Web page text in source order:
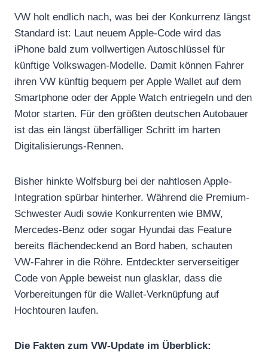
VW holt endlich nach, was bei der Konkurrenz längst
Standard ist: Laut neuem Apple-Code wird das
iPhone bald zum vollwertigen Autoschlüssel für
künftige Volkswagen-Modelle. Damit können Fahrer
ihren VW künftig bequem per Apple Wallet auf dem
Smartphone oder der Apple Watch entriegeln und den
Motor starten. Für den größten deutschen Autobauer
ist das ein längst überfälliger Schritt im harten
Digitalisierungs-Rennen.
Bisher hinkte Wolfsburg bei der nahtlosen Apple-
Integration spürbar hinterher. Während die Premium-
Schwester Audi sowie Konkurrenten wie BMW,
Mercedes-Benz oder sogar Hyundai das Feature
bereits flächendeckend an Bord haben, schauten
VW-Fahrer in die Röhre. Entdeckter serverseitiger
Code von Apple beweist nun glasklar, dass die
Vorbereitungen für die Wallet-Verknüpfung auf
Hochtouren laufen.
Die Fakten zum VW-Update im Überblick: